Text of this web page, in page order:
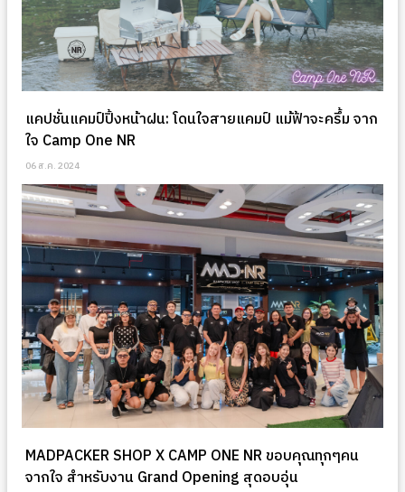
แคปชั่นแคมป์ปิ้งหน้าฝน: โดนใจสายแคมป์ แม้ฟ้าจะครึ้ม จาก
ใจ Camp One NR
06 ส.ค. 2024
MADPACKER SHOP X CAMP ONE NR ขอบคุณทุกๆคน
จากใจ สำหรับงาน Grand Opening สุดอบอุ่น